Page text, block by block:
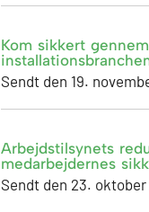
Kom sikkert
Sendt den 19.
Arbejdstilsynets
medarbejdernes
Sendt den 23.